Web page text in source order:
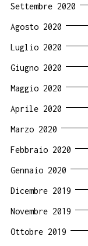
Settembre 2020
Agosto 2020
Luglio 2020
Giugno 2020
Maggio 2020
Aprile 2020
Marzo 2020
Febbraio 2020
Gennaio 2020
Dicembre 2019
Novembre 2019
Ottobre 2019